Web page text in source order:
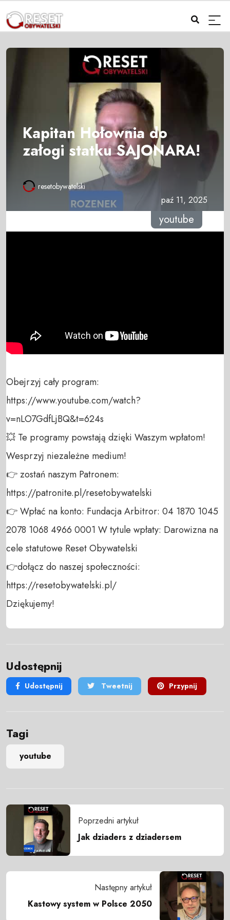
Kapitan Hołownia do
załogi statku SAJONARA!
resetobywatelski
paź 11, 2025
youtube
Obejrzyj cały program:
https://www.youtube.com/watch?
v=nLO7GdfLjBQ&t=624s
💥 Te programy powstają dzięki Waszym wpłatom!
Wesprzyj niezależne medium!
👉 zostań naszym Patronem:
https://patronite.pl/resetobywatelski
👉 Wpłać na konto: Fundacja Arbitror: 04 1870 1045
2078 1068 4966 0001 W tytule wpłaty: Darowizna na
cele statutowe Reset Obywatelski
👉dołącz do naszej społeczności:
https://resetobywatelski.pl/
Dziękujemy!
Udostępnij
Udostępnij Tweetnij Przypnij
Tagi
youtube
Poprzedni artykuł
Jak dziaders z dziadersem
Następny artykuł
Kastowy system w Polsce 2050